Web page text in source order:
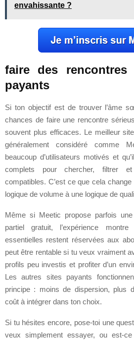
envahissante ?
faire des
payants
Si ton objectif est de trouver l’âme
chances de faire une rencontre
souvent plus efficaces. Le meilleur
généralement considéré comme
beaucoup d’utilisateurs motivés et
complets pour chercher, filtrer
compatibles. C’est ce que cela
logique de volume à une logique de
Même si Meetic propose parfois
partiel gratuit, l’expérience
essentielles restent réservées aux
peut être rentable si tu veux vraiment
profils peu investis et profiter d’un
Les autres sites payants
principe : moins de dispersion, plus
coût à intégrer dans ton choix.
Si tu hésites encore, pose-toi une
veux simplement essayer, ou est-